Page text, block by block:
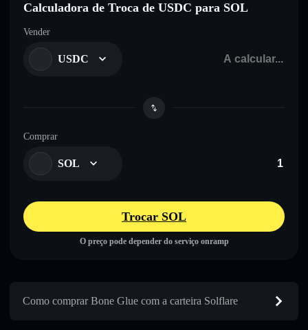
Calculadora de Troca de USDC para SOL
Vender
USDC
Comprar
SOL
Trocar SOL
O preço pode depender do serviço onramp
Como comprar Bone Glue com a carteira Solflare